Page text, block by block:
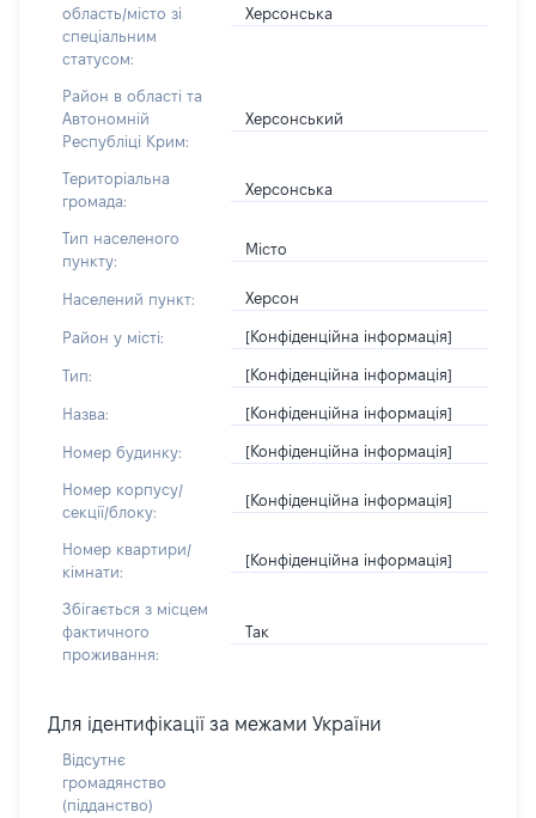
область/місто зі
спеціальним
статусом:
Херсонська
Район в області та
Автономній
Республіці Крим:
Херсонський
Територіальна
громада:
Херсонська
Тип населеного
пункту:
Місто
Населений пункт: Херсон
Район у місті: [Конфіденційна інформація]
Тип: [Конфіденційна інформація]
Назва: [Конфіденційна інформація]
Номер будинку: [Конфіденційна інформація]
Номер корпусу/
секції/блоку:
[Конфіденційна інформація]
Номер квартири/
кімнати:
[Конфіденційна інформація]
Збігається з місцем
фактичного
проживання:
Так
Для ідентифікації за межами України
Відсутнє
громадянство
(підданство)